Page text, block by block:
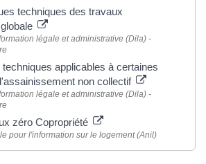
techniques des travaux
légale et administrative (Dila) -
applicables à certaines
non collectif
légale et administrative (Dila) -
zéro Copropriété
pour l'information sur le logement (Anil)